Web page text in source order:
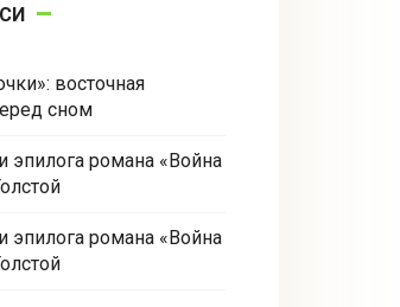
восточная
сном
эпилога романа «Война
эпилога романа «Война